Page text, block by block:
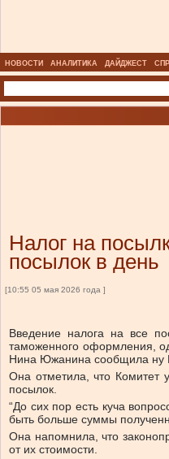
НОВОСТИ АНАЛИТИКА ДАЙДЖЕСТ
Налог на
посылок в день
[10:55 05 мая 2026 года ]
Введение налога на все
таможенного оформления,
Нина Южанина сообщила ну
Она отметила, что Комитет
посылок.
“До сих пор есть куча
быть больше суммы
Она напомнила, что
от их стоимости.